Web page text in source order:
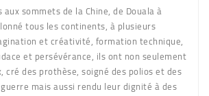
aux sommets de la Chine, de Douala à
tous les continents, à plusieurs
et créativité, formation technique,
et persévérance, ils ont non seulement
cré des prothèse, soigné des polios et des
mais aussi rendu leur dignité à des